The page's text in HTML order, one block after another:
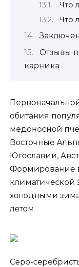
Что
Что
Отзывы
карника
обитания
медоносной
Восточные
Югославии,
Формирование
климатической
холодными
летом.
Серо-